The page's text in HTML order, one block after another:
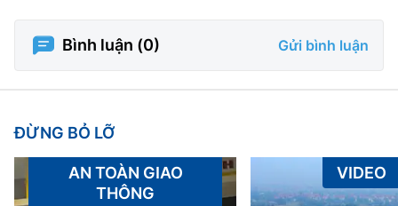
Bình luận (0) Gửi bình luận
ĐỪNG BỎ LỠ
AN TOÀN GIAO
THÔNG
VIDEO